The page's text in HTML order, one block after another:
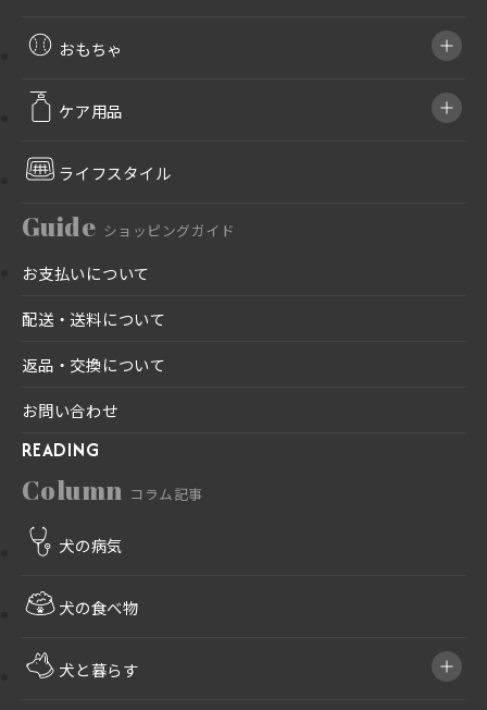
おもちゃ
ケア用品
ライフスタイル
Guide ショッピングガイド
お支払いについて
配送・送料について
返品・交換について
お問い合わせ
READING
Column コラム記事
犬の病気
犬の食べ物
犬と暮らす